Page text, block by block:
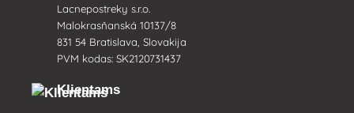
Lacnepostreky s.r.o.
Malokrasňanská 10137/8
831 54 Bratislava, Slovakija
PVM kodas: SK2120731437
Klientams